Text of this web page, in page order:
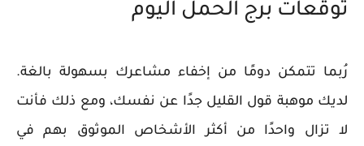
توقعات برج الحمل اليوم
رُبما تتمكن دومًا من إخفاء مشاعرك بسهولة بالغة.
لديك موهبة قول القليل جدًا عن نفسك، ومع ذلك فأنت
لا تزال واحدًا من أكثر الأشخاص الموثوق بهم في